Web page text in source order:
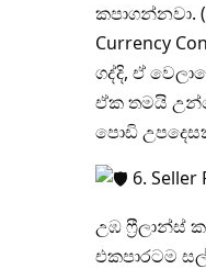
කපාගන්නවා.
Currency
ගද්දි, ඒ
ඒක තමයි
පොඩි
6.
උඹ ෆ්‍රීලාන්ස්
එකපාරටම